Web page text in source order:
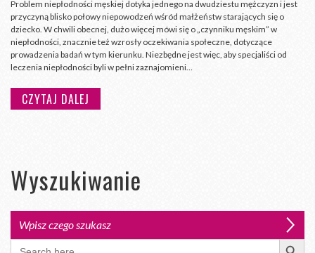
Problem niepłodności męskiej dotyka jednego na dwudziestu mężczyzn i jest
przyczyną blisko połowy niepowodzeń wśród małżeństw starających się o
dziecko. W chwili obecnej, dużo więcej mówi się o „czynniku męskim” w
niepłodności, znacznie też wzrosły oczekiwania społeczne, dotyczące
prowadzenia badań w tym kierunku. Niezbędne jest więc, aby specjaliści od
leczenia niepłodności byli w pełni zaznajomieni…
CZYTAJ DALEJ
Wyszukiwanie
Search
for:
Search Button